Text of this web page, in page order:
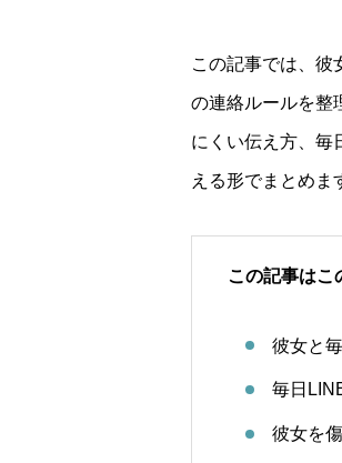
この記事では、彼
の連絡ルールを整
にくい伝え方、毎
える形でまとめま
この記事はこ
彼女と
毎日
彼女を